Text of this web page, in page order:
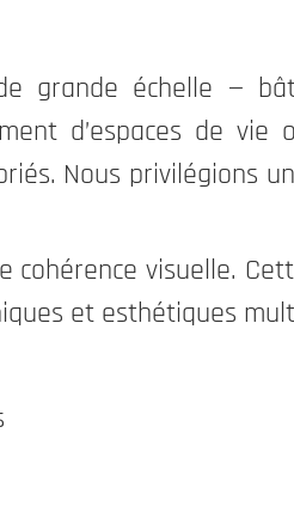
grande échelle —
d’espaces de vie
Nous privilégions
cohérence visuelle.
et esthétiques